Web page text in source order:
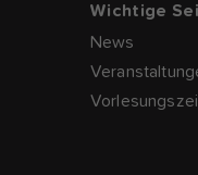
Wichtige
News